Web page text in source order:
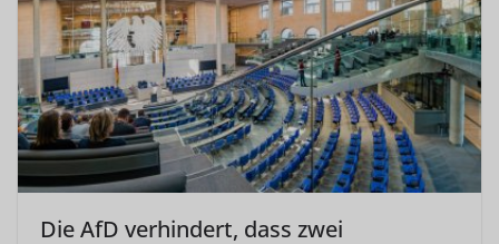
Die AfD verhindert, dass zwei